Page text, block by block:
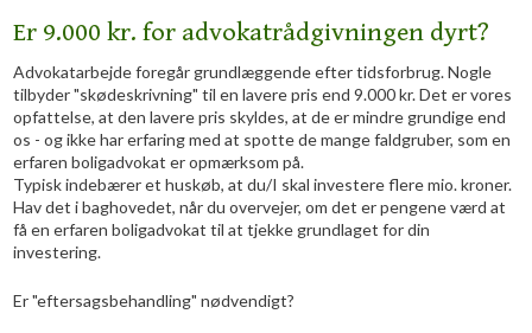
Er 9.000 kr. for advokatrådgivningen dyrt?
Advokatarbejde foregår grundlæggende efter tidsforbrug. Nogle
tilbyder "skødeskrivning" til en lavere pris end 9.000 kr. Det er vores
opfattelse, at den lavere pris skyldes, at de er mindre grundige end
os - og ikke har erfaring med at spotte de mange faldgruber, som en
erfaren boligadvokat er opmærksom på.
Typisk indebærer et huskøb, at du/I skal investere flere mio. kroner.
Hav det i baghovedet, når du overvejer, om det er pengene værd at
få en erfaren boligadvokat til at tjekke grundlaget for din
investering.
Er "eftersagsbehandling" nødvendigt?